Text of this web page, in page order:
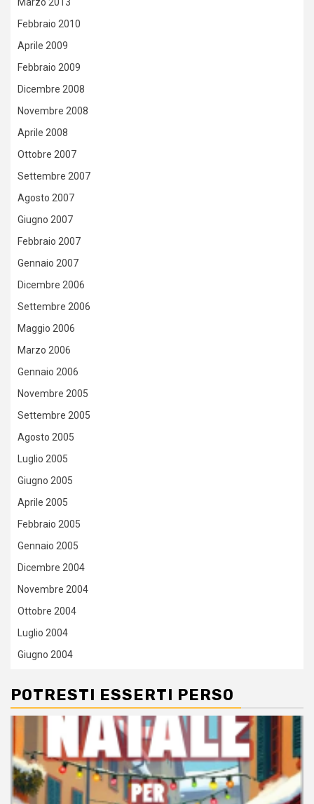
Febbraio 2010
Aprile 2009
Febbraio 2009
Dicembre 2008
Novembre 2008
Aprile 2008
Ottobre 2007
Settembre 2007
Agosto 2007
Giugno 2007
Febbraio 2007
Gennaio 2007
Dicembre 2006
Settembre 2006
Maggio 2006
Marzo 2006
Gennaio 2006
Novembre 2005
Settembre 2005
Agosto 2005
Luglio 2005
Giugno 2005
Aprile 2005
Febbraio 2005
Gennaio 2005
Dicembre 2004
Novembre 2004
Ottobre 2004
Luglio 2004
Giugno 2004
POTRESTI ESSERTI PERSO